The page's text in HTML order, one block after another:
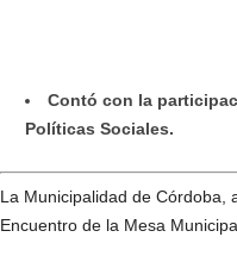
Contó con la
Políticas Sociales.
La Municipalidad de Córdoba,
Encuentro de la Mesa